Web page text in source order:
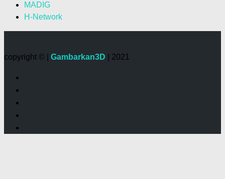
MADIG
H-Network
copyright © | Gambarkan3D | 2021